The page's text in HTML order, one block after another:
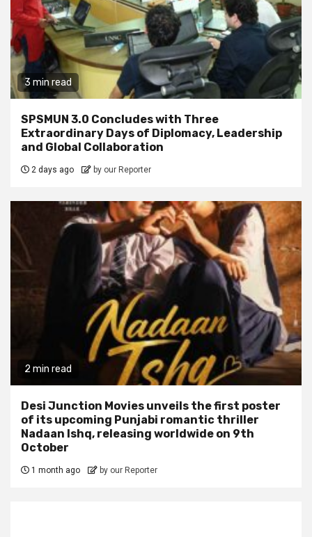
3 min read
SPSMUN 3.0 Concludes with Three
Extraordinary Days of Diplomacy, Leadership
and Global Collaboration
2 days ago by our Reporter
2 min read
Desi Junction Movies unveils the first poster
of its upcoming Punjabi romantic thriller
Nadaan Ishq, releasing worldwide on 9th
October
1 month ago by our Reporter